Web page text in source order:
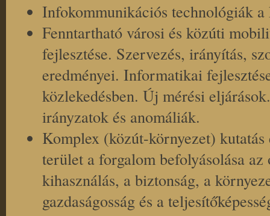
Infokommunikációs technológiák a
Fenntartható városi és közúti
fejlesztése. Szervezés, irányítás,
eredményei. Informatikai
közlekedésben. Új mérési
irányzatok és anomáliák.
Komplex (közút-környezet)
terület a forgalom befolyásolása
kihasználás, a biztonság, a
gazdaságosság és a